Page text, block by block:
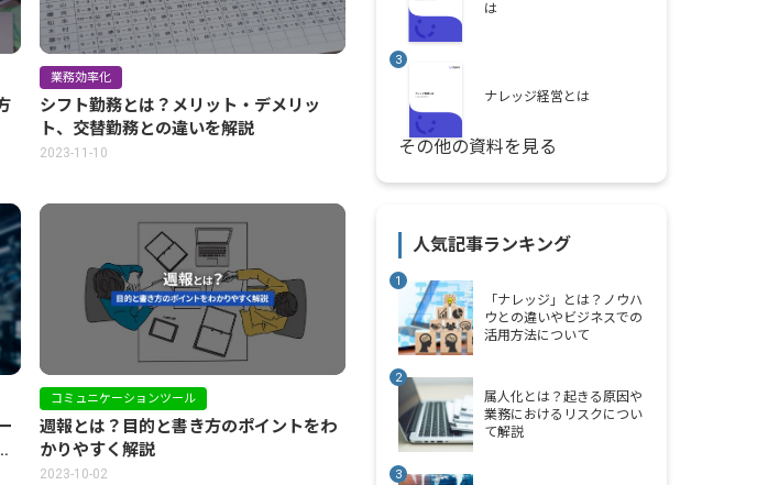
業務効率化
シフト勤務とは？メリット・デメリッ
ト、交替勤務との違いを解説
2023-11-10
コミュニケーションツール
週報とは？目的と書き方のポイントをわ
かりやすく解説
2023-10-02
は
ナレッジ経営とは
その他の資料を見る
人気記事ランキング
「ナレッジ」とは？ノウハ
ウとの違いやビジネスでの
活用方法について
属人化とは？起きる原因や
業務におけるリスクについ
て解説